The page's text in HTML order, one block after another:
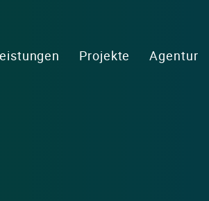
Projekte Agentur